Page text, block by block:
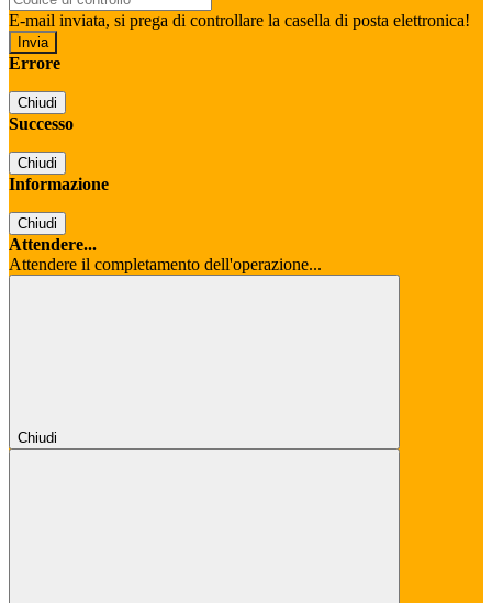
E-mail inviata, si prega di controllare la casella di posta elettronica!
Errore
Chiudi
Successo
Chiudi
Informazione
Chiudi
Attendere...
Attendere il completamento dell'operazione...
Chiudi